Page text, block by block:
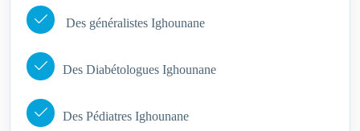
Des généralistes Ighounane
Des Diabétologues Ighounane
Des Pédiatres Ighounane